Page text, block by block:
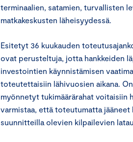
terminaalien, satamien, turvallisten
matkakeskusten läheisyydessä.
Esitetyt 36 kuukauden
ovat perusteltuja, jotta hankkeiden
investointien käynnistämisen
toteutettaisiin lähivuosien aikana.
myönnetyt tukimäärärahat voitaisiin
varmistaa, että toteutumatta jääneet
suunnitteilla olevien kilpailevien